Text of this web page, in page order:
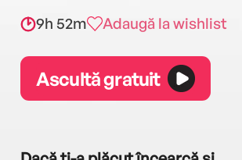
9h 52m Adaugă la wishlist
Ascultă gratuit